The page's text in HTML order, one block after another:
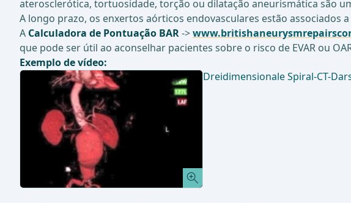
aterosclerótica, tortuosidade, torção ou dilatação aneurismática são
A longo prazo, os enxertos aórticos endovasculares estão associados
A Calculadora de Pontuação BAR->
que pode ser útil ao aconselhar pacientes sobre o risco de EVAR ou
Exemplo de vídeo:
Dreidimensionale Spiral-CT-